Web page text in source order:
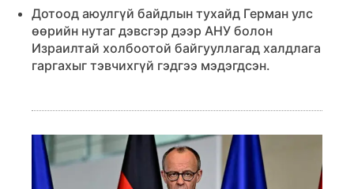
Дотоод аюулгүй байдлын тухайд Герман улс
өөрийн нутаг дэвсгэр дээр АНУ болон
Израилтай холбоотой байгууллагад халдлага
гаргахыг тэвчихгүй гэдгээ мэдэгдсэн.